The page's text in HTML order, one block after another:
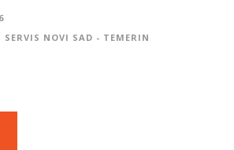
NOVI SAD - TEMERIN